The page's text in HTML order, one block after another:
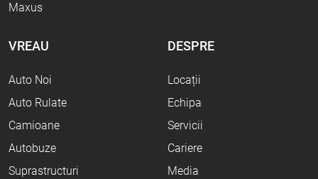
Maxus
VREAU
Auto Noi
Auto Rulate
Camioane
Autobuze
Suprastructuri
DESPRE
Locații
Echipa
Servicii
Cariere
Media